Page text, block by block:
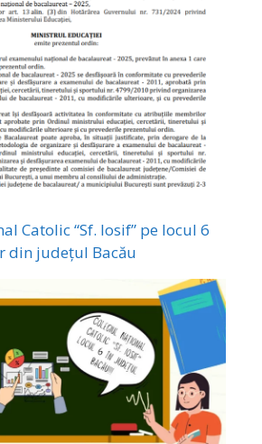
Catolic “Sf. Iosif” pe locul 6
din județul Bacău